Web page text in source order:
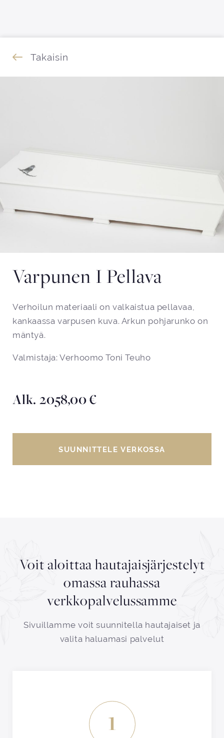
Takaisin
Varpunen I Pellava
Verhoilun materiaali on valkaistua pellavaa,
kankaassa varpusen kuva. Arkun pohjarunko on
mäntyä.
Valmistaja: Verhoomo Toni Teuho
Alk. 2058,00€
SUUNNITTELE VERKOSSA
Voit aloittaa hautajaisjärjestelyt
omassa rauhassa
verkkopalvelussamme
Sivuillamme voit suunnitella hautajaiset ja
valita haluamasi palvelut
1